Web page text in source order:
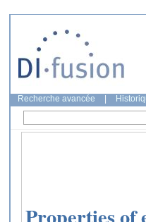
Recherche avancée